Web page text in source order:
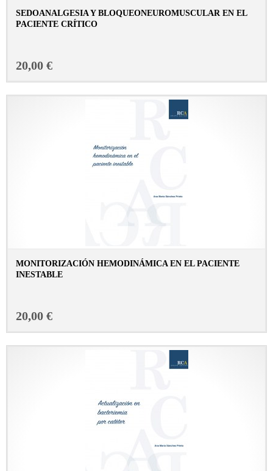
SEDOANALGESIA Y BLOQUEONEUROMUSCULAR EN EL
PACIENTE CRÍTICO
20,00 €
MONITORIZACIÓN HEMODINÁMICA EN EL PACIENTE
INESTABLE
20,00 €